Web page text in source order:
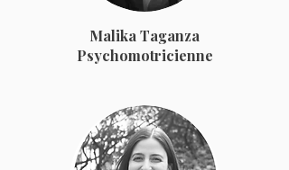
Malika Taganza
Psychomotricienne